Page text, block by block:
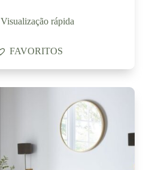
Visualização rápida
FAVORITOS